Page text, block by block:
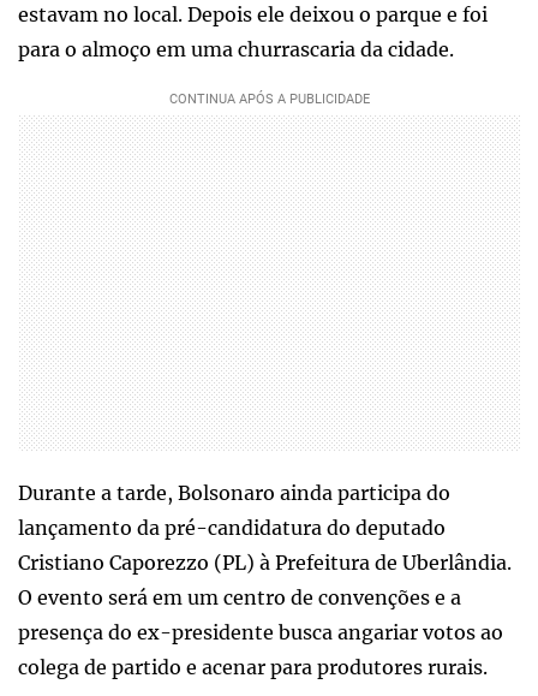
estavam no local. Depois ele deixou o parque e foi
para o almoço em uma churrascaria da cidade.
Durante a tarde, Bolsonaro ainda participa do
lançamento da pré-candidatura do deputado
Cristiano Caporezzo (PL) à Prefeitura de Uberlândia.
O evento será em um centro de convenções e a
presença do ex-presidente busca angariar votos ao
colega de partido e acenar para produtores rurais.